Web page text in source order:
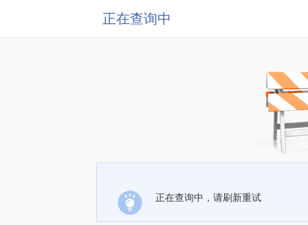
正在查询中
正在查询中，请刷新重试